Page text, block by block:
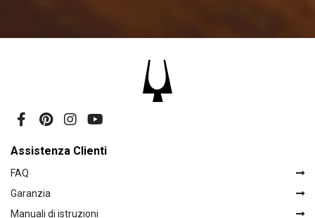
Assistenza Clienti
FAQ
Garanzia
Manuali di istruzioni